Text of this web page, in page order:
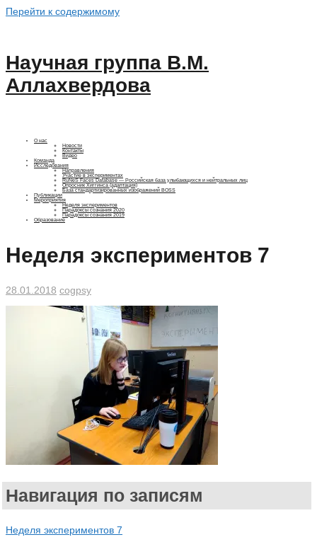
Перейти к содержимому
Научная группа В.М.
Аллахвердова
О нас
Новости
Контакты
Видео
Команда
Исследования
Направления
Участие в экспериментах
RuNeS Faces Database — Российская база улыбающихся и нейтральных лиц
Опросник Хиггинса (адаптация)
База стандартизированных изображений BOSS
Публикации
Мероприятия
Неделя экспериментов
Парадоксы сознания 2020
Парадоксы сознания 2019
Образование
Неделя экспериментов 7
28.01.2018 cogpsy
Навигация по записям
Неделя экспериментов 7